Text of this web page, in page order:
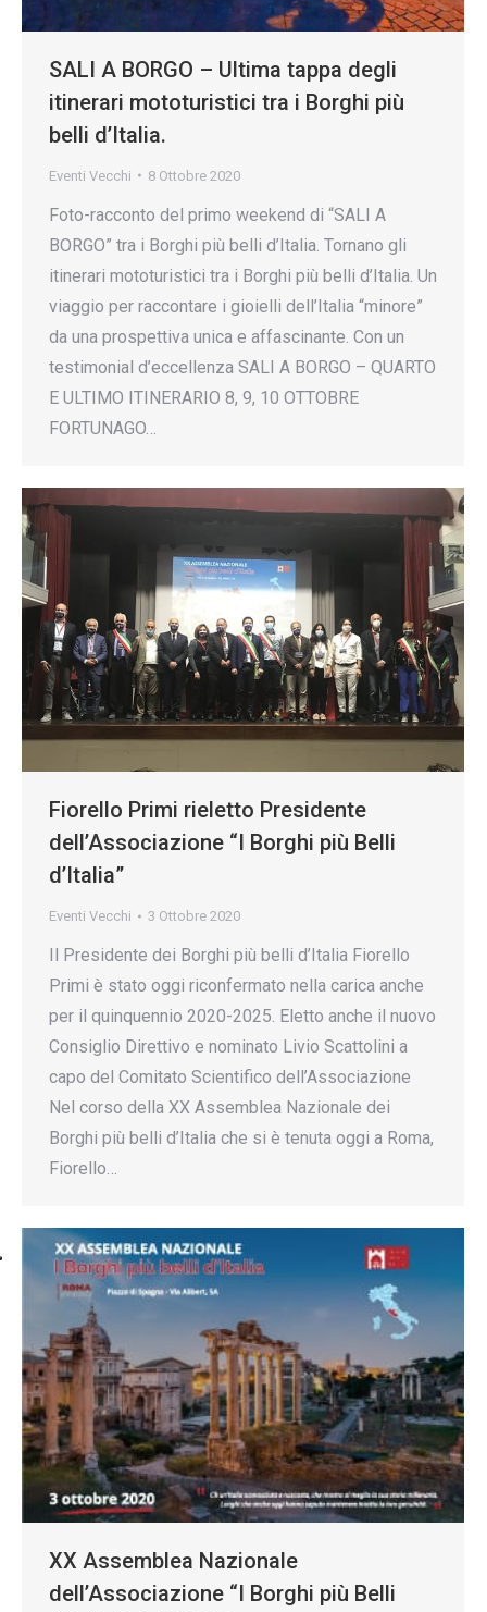
SALI A BORGO – Ultima tappa degli
itinerari mototuristici tra i Borghi più
belli d’Italia.
Eventi Vecchi 8 Ottobre 2020
Foto-racconto del primo weekend di “SALI A
BORGO” tra i Borghi più belli d’Italia. Tornano gli
itinerari mototuristici tra i Borghi più belli d’Italia. Un
viaggio per raccontare i gioielli dell’Italia “minore”
da una prospettiva unica e affascinante. Con un
testimonial d’eccellenza SALI A BORGO – QUARTO
E ULTIMO ITINERARIO 8, 9, 10 OTTOBRE
FORTUNAGO…
Fiorello Primi rieletto Presidente
dell’Associazione “I Borghi più Belli
d’Italia”
Eventi Vecchi 3 Ottobre 2020
Il Presidente dei Borghi più belli d’Italia Fiorello
Primi è stato oggi riconfermato nella carica anche
per il quinquennio 2020-2025. Eletto anche il nuovo
Consiglio Direttivo e nominato Livio Scattolini a
capo del Comitato Scientifico dell’Associazione
Nel corso della XX Assemblea Nazionale dei
Borghi più belli d’Italia che si è tenuta oggi a Roma,
Fiorello…
XX Assemblea Nazionale
dell’Associazione “I Borghi più Belli